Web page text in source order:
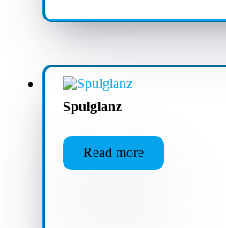
Spulglanz
Read more